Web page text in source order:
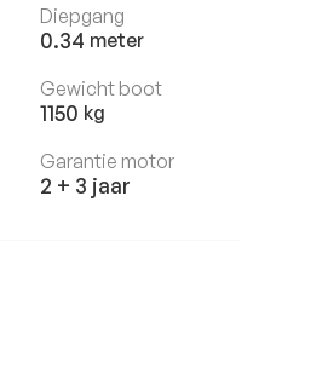
Diepgang
0.34 meter
Gewicht boot
1150 kg
Garantie motor
2 + 3 jaar